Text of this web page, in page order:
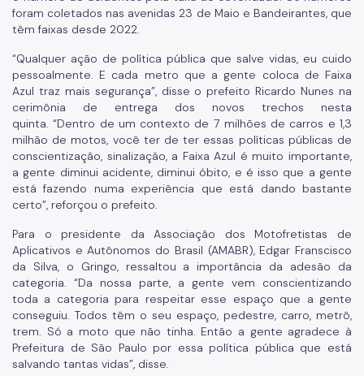
foram coletados nas avenidas 23 de Maio e Bandeirantes, que
têm faixas desde 2022.
“Qualquer ação de política pública que salve vidas, eu cuido
pessoalmente. E cada metro que a gente coloca de Faixa
Azul traz mais segurança”, disse o prefeito Ricardo Nunes na
cerimônia de entrega dos novos trechos nesta
quinta. “Dentro de um contexto de 7 milhões de carros e 1,3
milhão de motos, você ter de ter essas políticas públicas de
conscientização, sinalização, a Faixa Azul é muito importante,
a gente diminui acidente, diminui óbito, e é isso que a gente
está fazendo numa experiência que está dando bastante
certo”, reforçou o prefeito.
Para o presidente da Associação dos Motofretistas de
Aplicativos e Autônomos do Brasil (AMABR), Edgar Franscisco
da Silva, o Gringo, ressaltou a importância da adesão da
categoria. “Da nossa parte, a gente vem conscientizando
toda a categoria para respeitar esse espaço que a gente
conseguiu. Todos têm o seu espaço, pedestre, carro, metrô,
trem. Só a moto que não tinha. Então a gente agradece à
Prefeitura de São Paulo por essa política pública que está
salvando tantas vidas”, disse.